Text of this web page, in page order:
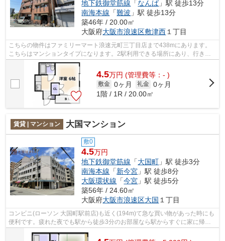
地下鉄御堂筋線 「なんば」駅 徒歩13分
南海本線 「難波 」駅 徒歩13分
築46年 / 20.00㎡
大阪府大阪市浪速区敷津西 １丁目
こちらの物件はファミリーマート浪速元町三丁目店まで438mにあります。
こちらはマンションタイプになります。2駅利用できる場所にあり、行き先
に合わせて使い分けができます。「シャル...
4.5万円 (管理費等：- )
敷金 0ヶ月 礼金 0ヶ月
1階 / 1R / 20.00㎡
賃貸 | マンション 大国マンション
敷0
4.5万円
地下鉄御堂筋線 「大国町 」駅 徒歩3分
南海本線 「新今宮 」駅 徒歩8分
大阪環状線 「今宮 」駅 徒歩5分
築56年 / 24.60㎡
大阪府大阪市浪速区大国 １丁目
コンビニ(ローソン 大国町駅前店)も近く(194m)て急な買い物があった時にも
便利です。疲れた夜でも駅から徒歩3分のお部屋なら駅からすぐに家に帰る
ことができます。自転車持ちの方には...